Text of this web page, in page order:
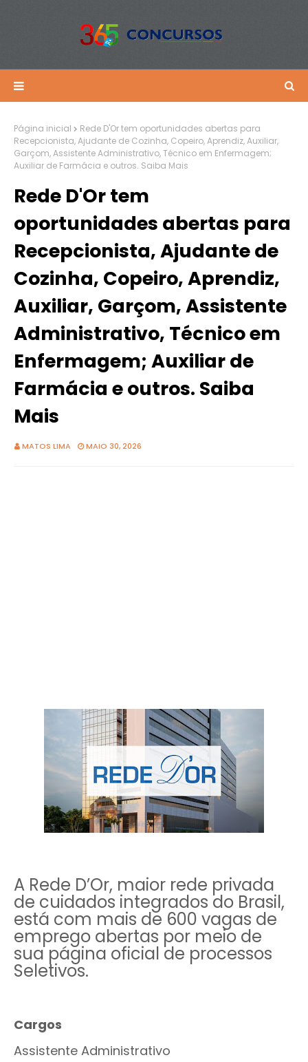
Página inicial
Rede D'Or tem oportunidades abertas para
Recepcionista, Ajudante de Cozinha, Copeiro, Aprendiz, Auxiliar,
Garçom, Assistente Administrativo, Técnico em Enfermagem;
Auxiliar de Farmácia e outros. Saiba Mais
Rede D'Or tem
oportunidades abertas para
Recepcionista, Ajudante de
Cozinha, Copeiro, Aprendiz,
Auxiliar, Garçom, Assistente
Administrativo, Técnico em
Enfermagem; Auxiliar de
Farmácia e outros. Saiba
Mais
MATOS LIMA MAIO 30, 2026
A Rede D’Or, maior rede privada
de cuidados integrados do Brasil,
está com mais de 600 vagas de
emprego abertas por meio de
sua página oficial de processos
Seletivos.
Cargos
Assistente Administrativo